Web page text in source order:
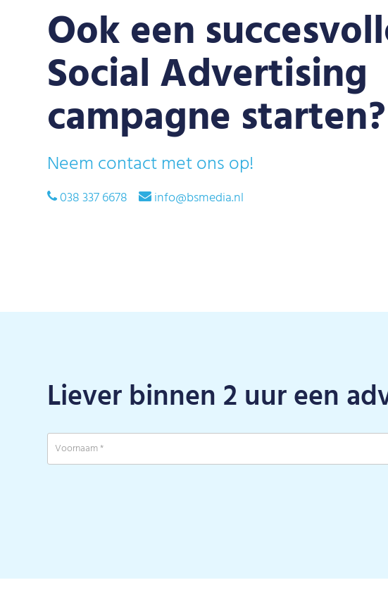
Ook een
Social Advertising
campagne starten?
Neem contact met ons op!
038 337 6678 info@bsmedia.nl
Liever binnen 2 uur een